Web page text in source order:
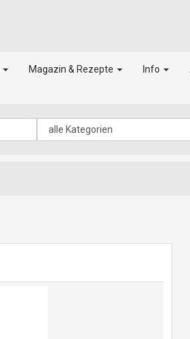
Magazin & Rezepte Info